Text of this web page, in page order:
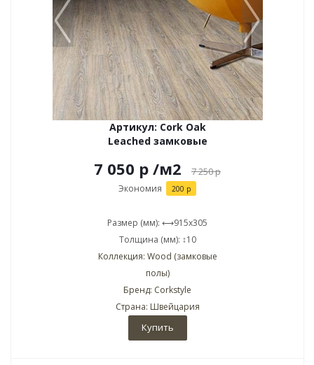
Артикул: Cork Oak
Leached замковые
7 050 р /м2 7 250р
Экономия 200 р
Размер (мм): ⟷915x305
Толщина (мм): ↕10
Коллекция: Wood (замковые
полы)
Бренд: Corkstyle
Страна: Швейцария
Купить